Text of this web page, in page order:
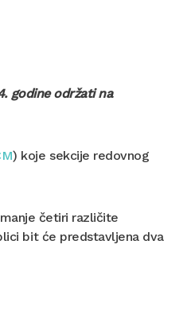
godine održati na
) koje sekcije redovnog
četiri različite
bit će predstavljena dva